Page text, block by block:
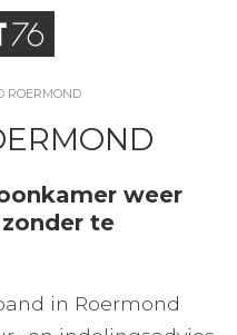
ROERMOND
weer
te
in Roermond